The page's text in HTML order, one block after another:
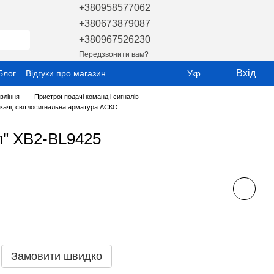
+380958577062
+380673879087
+380967526230
Передзвонити вам?
Відгуки про магазин Укр Вхід
Пристрої подачі команд і сигналів
світлосигнальна арматура АСКО
XB2-BL9425
Замовити швидко